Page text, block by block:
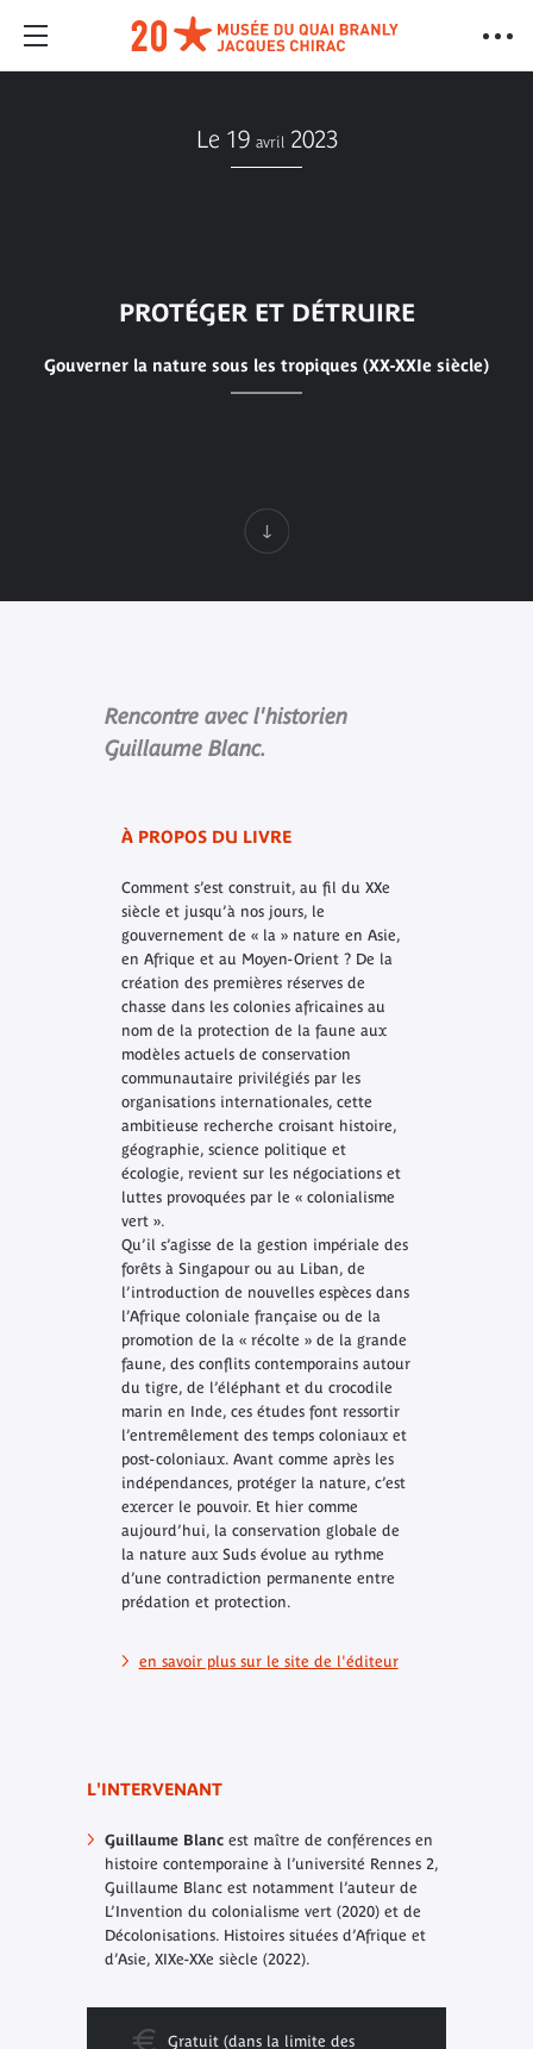
Le 19 avril 2023
PROTÉGER ET DÉTRUIRE
Gouverner la nature sous les tropiques (XX-XXIe siècle)
Rencontre avec l'historien
Guillaume Blanc.
À PROPOS DU LIVRE
Comment s’est construit, au fil du XXe
siècle et jusqu’à nos jours, le
gouvernement de « la » nature en Asie,
en Afrique et au Moyen-Orient ? De la
création des premières réserves de
chasse dans les colonies africaines au
nom de la protection de la faune aux
modèles actuels de conservation
communautaire privilégiés par les
organisations internationales, cette
ambitieuse recherche croisant histoire,
géographie, science politique et
écologie, revient sur les négociations et
luttes provoquées par le « colonialisme
vert ».
Qu’il s’agisse de la gestion impériale des
forêts à Singapour ou au Liban, de
l’introduction de nouvelles espèces dans
l’Afrique coloniale française ou de la
promotion de la « récolte » de la grande
faune, des conflits contemporains autour
du tigre, de l’éléphant et du crocodile
marin en Inde, ces études font ressortir
l’entremêlement des temps coloniaux et
post-coloniaux. Avant comme après les
indépendances, protéger la nature, c’est
exercer le pouvoir. Et hier comme
aujourd’hui, la conservation globale de
la nature aux Suds évolue au rythme
d’une contradiction permanente entre
prédation et protection.
en savoir plus sur le site de l'éditeur
L'INTERVENANT
Guillaume Blancest maître de conférences en
histoire contemporaine à l’université Rennes 2,
Guillaume Blanc est notamment l’auteur de
L’Invention du colonialisme vert(2020) et de
Décolonisations. Histoires situées d’Afrique et
d’Asie, XIXe-XXe siècle (2022).
Gratuit (dans la limite des